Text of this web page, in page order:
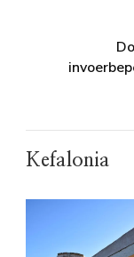
Kefalonia